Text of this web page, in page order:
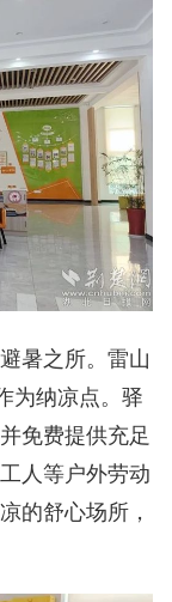
暑之所。雷山
为纳凉点。驿
免费提供充足
人等户外劳动
的舒心场所，